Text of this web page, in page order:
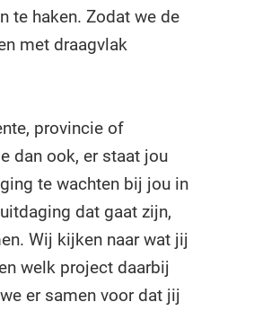
te haken. Zodat we de
met draagvlak
provincie of
dan ook, er staat jou
te wachten bij jou in
dat gaat zijn,
Wij kijken naar wat jij
welk project daarbij
er samen voor dat jij